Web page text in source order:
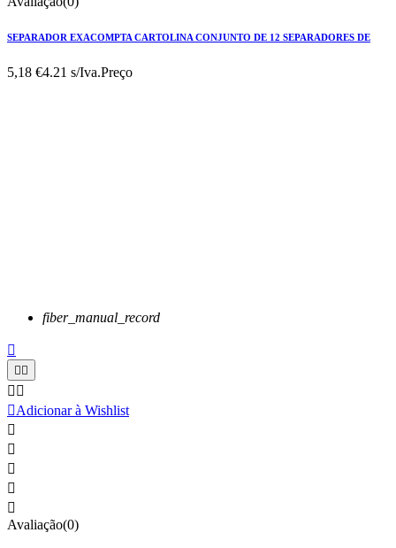
SEPARADOR EXACOMPTA CARTOLINA CONJUNTO DE 12 SEPARADORES DE
5,18 €4.21 s/Iva.Preço
fiber_manual_record

 
 
Adicionar à Wishlist





Avaliação(0)